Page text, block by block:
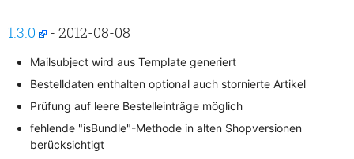
1.3.0 - 2012-08-08
Mailsubject wird aus Template generiert
Bestelldaten enthalten optional auch stornierte Artikel
Prüfung auf leere Bestelleinträge möglich
fehlende "isBundle"-Methode in alten Shopversionen
berücksichtigt